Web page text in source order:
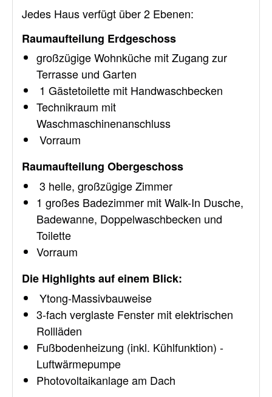
Jedes Haus verfügt über 2 Ebenen:
Raumaufteilung Erdgeschoss
großzügige Wohnküche mit Zugang zur
Terrasse und Garten
1 Gästetoilette mit Handwaschbecken
Technikraum mit
Waschmaschinenanschluss
Vorraum
Raumaufteilung Obergeschoss
3 helle, großzügige Zimmer
1 großes Badezimmer mit Walk-In Dusche,
Badewanne, Doppelwaschbecken und
Toilette
Vorraum
Die Highlights auf einem Blick:
Ytong-Massivbauweise
3-fach verglaste Fenster mit elektrischen
Rollläden
Fußbodenheizung (inkl. Kühlfunktion) -
Luftwärmepumpe
Photovoltaikanlage am Dach